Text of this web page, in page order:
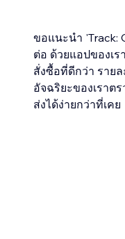
ขอแนะนำ 'Track:
ต่อ ด้วยแอปของเ
สั่งซื้อที่ดีกว่า ราย
อัจฉริยะของเรา
ส่งได้ง่ายกว่าที่เคย